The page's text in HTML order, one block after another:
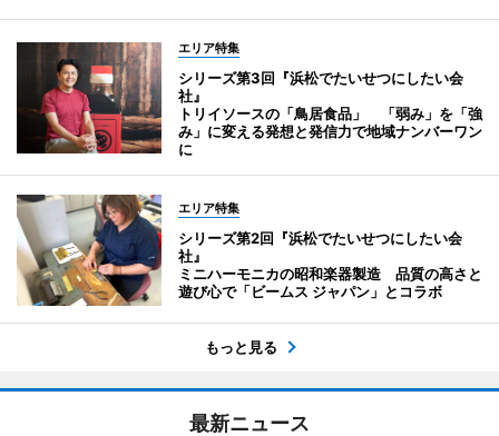
エリア特集
シリーズ第3回『浜松でたいせつにしたい会
社』
トリイソースの「鳥居食品」 「弱み」を「強
み」に変える発想と発信力で地域ナンバーワン
に
エリア特集
シリーズ第2回『浜松でたいせつにしたい会
社』
ミニハーモニカの昭和楽器製造 品質の高さと
遊び心で「ビームス ジャパン」とコラボ
もっと見る
最新ニュース